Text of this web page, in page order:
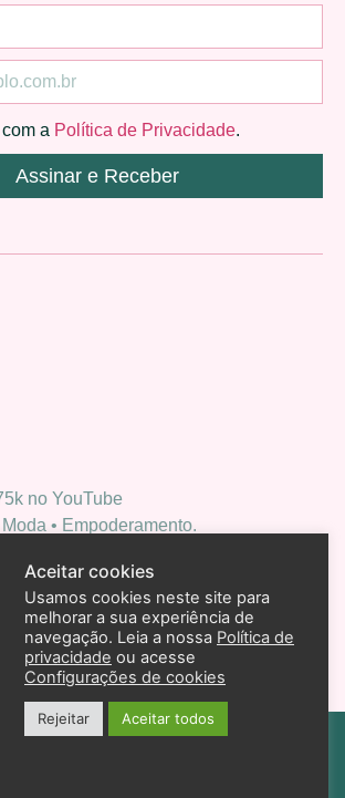
no YouTube
• Empoderamento.
a Política de Privacidade.
Assinar e Receber
Política de privacidade
Goulart – Todos os direitos reservados
Aceitar cookies
Usamos cookies neste site para
melhorar a sua experiência de
navegação. Leia a nossa Política de
privacidade ou acesse
Configurações de cookies
Rejeitar Aceitar todos